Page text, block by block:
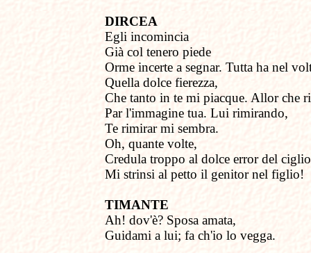
DIRCEA
Egli incomincia
Già col tenero piede
Orme incerte a segnar. Tutta ha nel
Quella dolce fierezza,
Che tanto in te mi piacque. Allor che
Par l'immagine tua. Lui rimirando,
Te rimirar mi sembra.
Oh, quante volte,
Credula troppo al dolce error del
Mi strinsi al petto il genitor nel figlio!
TIMANTE
Ah! dov'è? Sposa amata,
Guidami a lui; fa ch'io lo vegga.